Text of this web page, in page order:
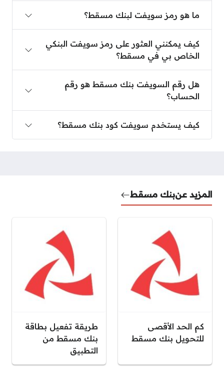
ما هو رمز سويفت لبنك مسقط؟
كيف يمكنني العثور على رمز سويفت البنكي
الخاص بي في مسقط؟
هل رقم السويفت بنك مسقط هو رقم
الحساب؟
كيف يستخدم سويفت كود بنك مسقط؟
المزيد عنبنك مسقط
كم الحد الأقصى
للتحويل بنك مسقط
طريقة تفعيل بطاقة
بنك مسقط من
التطبيق